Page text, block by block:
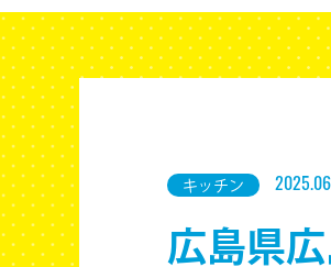
キッチン
広島県